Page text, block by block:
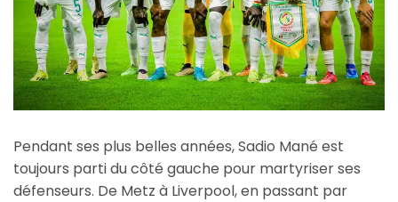
Pendant ses plus belles années, Sadio Mané est
toujours parti du côté gauche pour martyriser ses
défenseurs. De Metz à Liverpool, en passant par